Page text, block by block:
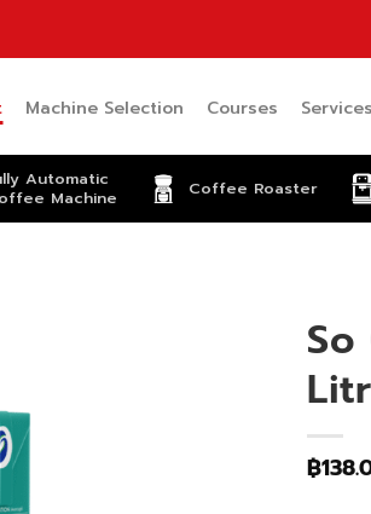
Machine Selection Courses Services
Automatic
Machine
Coffee Roaster
฿